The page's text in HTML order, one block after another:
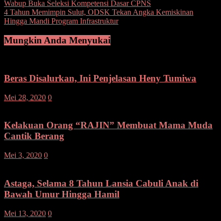
Navigasi
pos
Wabup Buka Seleksi Kompetensi Dasar CPNS
4 Tahun Memimpin Sulut, ODSK Tekan Angka Kemiskinan
Hingga Mandi Program Infrastruktur
Mungkin Anda Menyukai
Beras Disalurkan, Ini Penjelasan Heny Tumiwa
Mei 28, 2020 0
Kelakuan Orang “RAJIN” Membuat Mama Muda
Cantik Berang
Mei 3, 2020 0
Astaga, Selama 8 Tahun Lansia Cabuli Anak di
Bawah Umur Hingga Hamil
Mei 13, 2020 0